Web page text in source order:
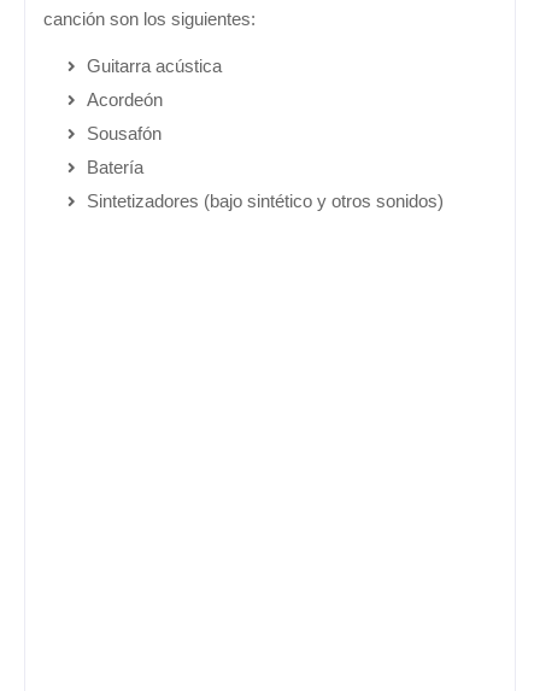
canción son los siguientes:
Guitarra acústica
Acordeón
Sousafón
Batería
Sintetizadores (bajo sintético y otros sonidos)